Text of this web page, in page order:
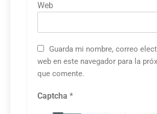
Web
Guarda mi nombre, correo
web en este navegador para la
que comente.
Captcha *